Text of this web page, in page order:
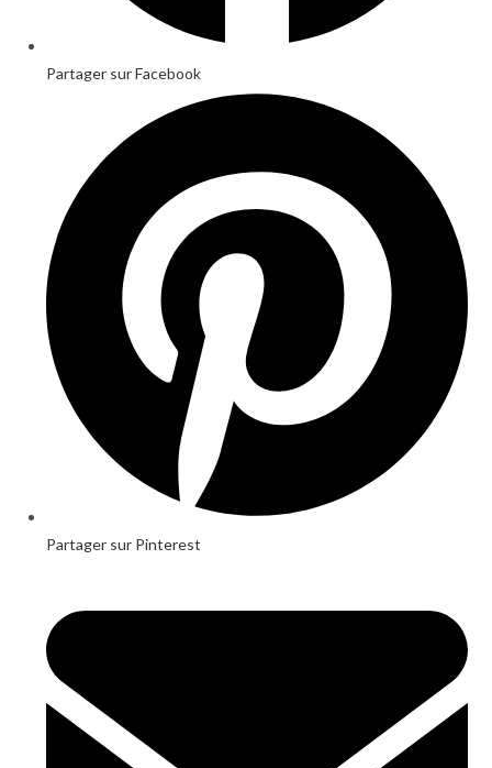
Partager sur Facebook
window
Partager sur Pinterest
a
new
window